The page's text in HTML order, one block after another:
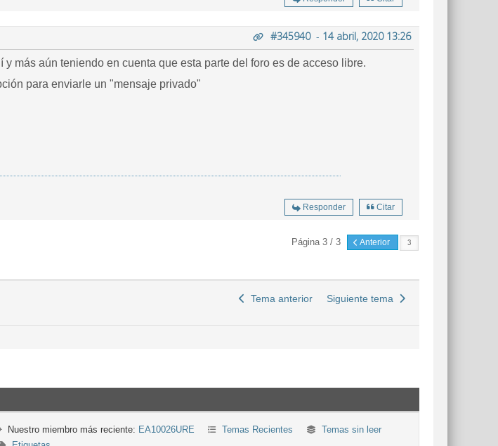
#345940- 14 abril, 2020 13:26
más aún teniendo en cuenta que esta parte del foro es de acceso libre.
para enviarle un "mensaje privado"
Responder Citar
Página 3 / 3 Anterior
Tema anterior Siguiente tema
Nuestro miembro más reciente: EA10026URE Temas Recientes
Temas sin leer